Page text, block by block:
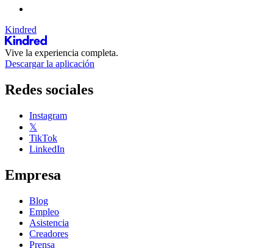
Kindred
Vive la experiencia completa.
Descargar la aplicación
Redes sociales
Instagram
𝕏
TikTok
LinkedIn
Empresa
Blog
Empleo
Asistencia
Creadores
Prensa